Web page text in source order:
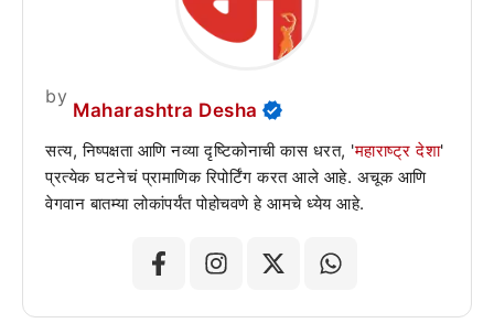
by
Maharashtra Desha
सत्य, निष्पक्षता आणि नव्या दृष्टिकोनाची कास धरत, 'महाराष्ट्र देशा'
प्रत्येक घटनेचं प्रामाणिक रिपोर्टिंग करत आले आहे. अचूक आणि
वेगवान बातम्या लोकांपर्यंत पोहोचवणे हे आमचे ध्येय आहे.